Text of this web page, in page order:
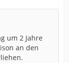
um 2 Jahre
an den